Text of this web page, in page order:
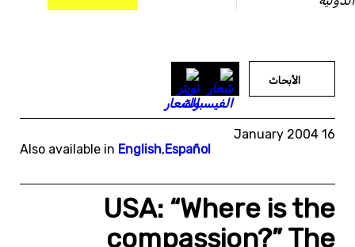
الأبحاث
16 January 2004
Also available in English,Español
USA: “Where is the
compassion?” The